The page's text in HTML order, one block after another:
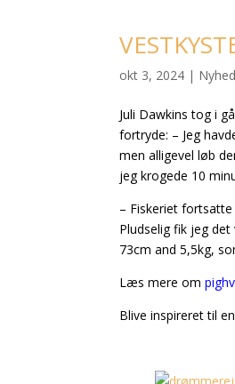
okt 3, 2024 |
Juli Dawkins tog i
fortryde: – Jeg
men alligevel løb
jeg krogede 10
– Fiskeriet
Pludselig fik jeg
73cm and 5,5kg,
Læs mere om
Blive inspireret til